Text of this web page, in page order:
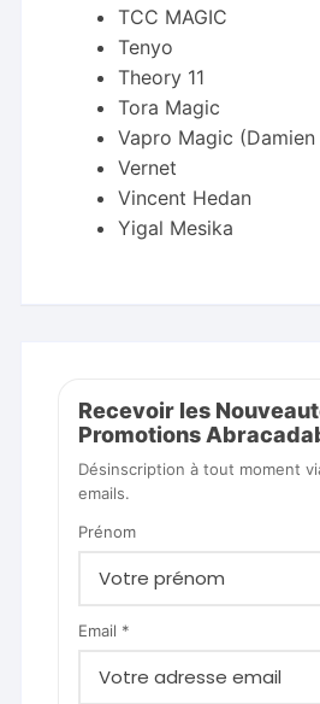
TCC MAGIC
Tenyo
Theory 11
Tora Magic
Vapro Magic (Damien
Vernet
Vincent Hedan
Yigal Mesika
Recevoir les
Promotions
Désinscription à tout moment
emails.
Prénom
Email *